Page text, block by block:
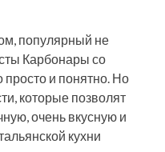
популярный не
Карбонары со
просто и понятно. Но
которые позволят
очень вкусную и
кухни